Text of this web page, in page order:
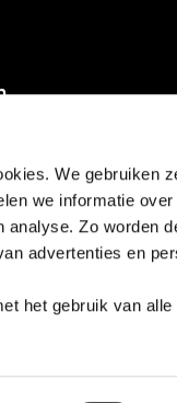
We gebruiken
we informatie
Zo worden
advertenties en
het gebruik van